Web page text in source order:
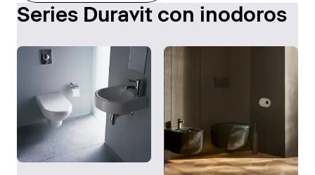
Series Duravit con inodoros